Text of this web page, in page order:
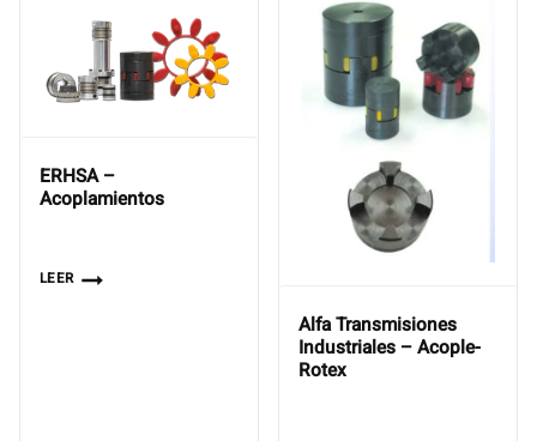
ERHSA –
Acoplamientos
LEER
Alfa Transmisiones
Industriales – Acople-
Rotex